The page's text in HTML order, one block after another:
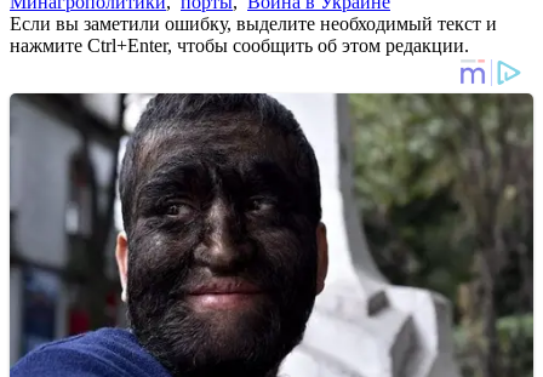
Если вы заметили ошибку, выделите необходимый текст и
нажмите Ctrl+Enter, чтобы сообщить об этом редакции.